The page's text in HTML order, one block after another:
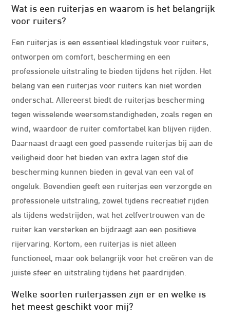
Wat is een ruiterjas en waarom is het belangrijk
voor ruiters?
Een ruiterjas is een essentieel kledingstuk voor ruiters,
ontworpen om comfort, bescherming en een
professionele uitstraling te bieden tijdens het rijden. Het
belang van een ruiterjas voor ruiters kan niet worden
onderschat. Allereerst biedt de ruiterjas bescherming
tegen wisselende weersomstandigheden, zoals regen en
wind, waardoor de ruiter comfortabel kan blijven rijden.
Daarnaast draagt een goed passende ruiterjas bij aan de
veiligheid door het bieden van extra lagen stof die
bescherming kunnen bieden in geval van een val of
ongeluk. Bovendien geeft een ruiterjas een verzorgde en
professionele uitstraling, zowel tijdens recreatief rijden
als tijdens wedstrijden, wat het zelfvertrouwen van de
ruiter kan versterken en bijdraagt aan een positieve
rijervaring. Kortom, een ruiterjas is niet alleen
functioneel, maar ook belangrijk voor het creëren van de
juiste sfeer en uitstraling tijdens het paardrijden.
Welke soorten ruiterjassen zijn er en welke is
het meest geschikt voor mij?